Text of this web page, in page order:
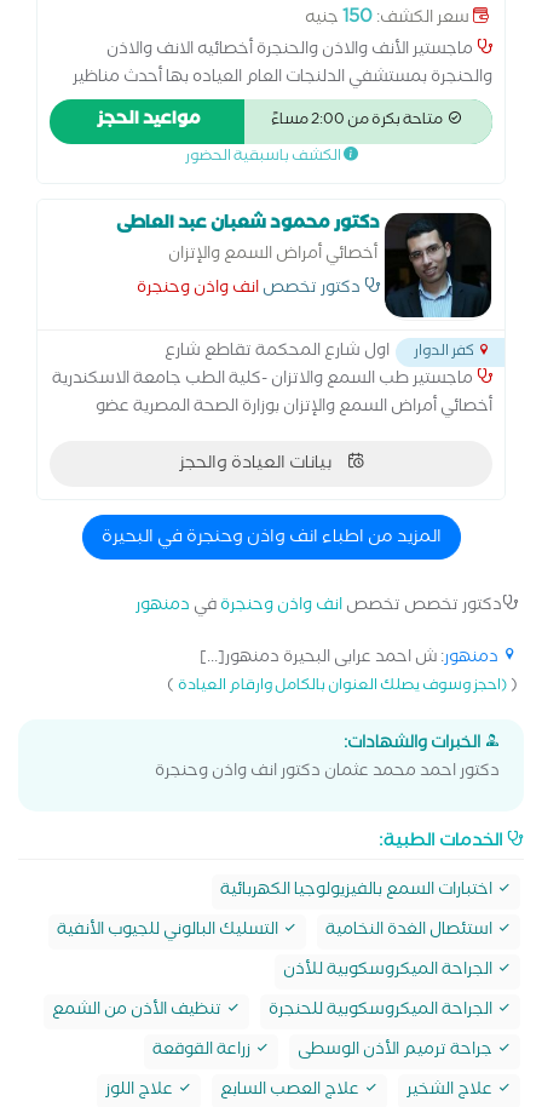
سعر الكشف:150جنيه
ماجستير الأنف والاذن والحنجرة أخصائيه الانف والاذن
والحنجرة بمستشفي الدلنجات العام العياده بها أحدث مناظير
الانف والأذن والحنجرة المرنه العيادة بها أحدث جهاز رسم سمع
بالكمبيوتر العيادة بها جهاز ضغط الاذن
متاحة بكرة من 2:00 مساءً مواعيد الحجز
الكشف باسبقية الحضور
دكتور محمود شعبان عبد العاطى
أخصائي أمراض السمع والإتزان
دكتور تخصصانف واذن وحنجرة
كفر الدوار
اول شارع المحكمة تقاطع شارع
ماجستير طب السمع والاتزان -كلية الطب جامعة الاسكندرية
أخصائي أمراض السمع والإتزان بوزارة الصحة المصرية عضو
بيانات العيادة والحجز
المزيد من اطباء انف واذن وحنجرة في البحيرة
دكتور تخصص تخصصانف واذن وحنجرةفي دمنهور
دمنهور: ش احمد عرابى البحيرة دمنهور[...]
((احجز وسوف يصلك العنوان بالكامل وارقام العيادة)
الخبرات والشهادات:
دكتور احمد محمد عثمان دكتور انف واذن وحنجرة
الخدمات الطبية:
اختبارات السمع بالفيزيولوجيا الكهربائية
استئصال الغدة النخامية
التسليك البالوني للجيوب الأنفية
الجراحة الميكروسكوبية للأذن
الجراحة الميكروسكوبية للحنجرة
تنظيف الأذن من الشمع
جراحة ترميم الأذن الوسطى
زراعة القوقعة
علاج الشخير
علاج العصب السابع
علاج اللوز